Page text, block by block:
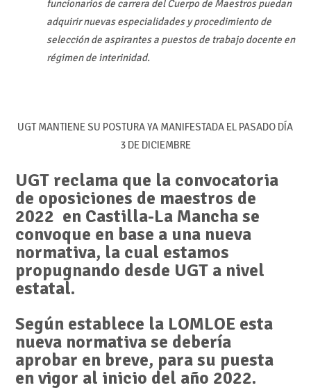
funcionarios de carrera del Cuerpo de Maestros puedan
adquirir nuevas especialidades y procedimiento de
selección de aspirantes a puestos de trabajo docente en
régimen de interinidad.
UGT MANTIENE SU POSTURA YA MANIFESTADA EL PASADO DÍA
3 DE DICIEMBRE
UGT reclama que la convocatoria
de oposiciones de maestros de
2022 en Castilla-La Mancha se
convoque en base a una nueva
normativa, la cual estamos
propugnando desde UGT a nivel
estatal.
Según establece la LOMLOE esta
nueva normativa se debería
aprobar en breve, para su puesta
en vigor al inicio del año 2022.